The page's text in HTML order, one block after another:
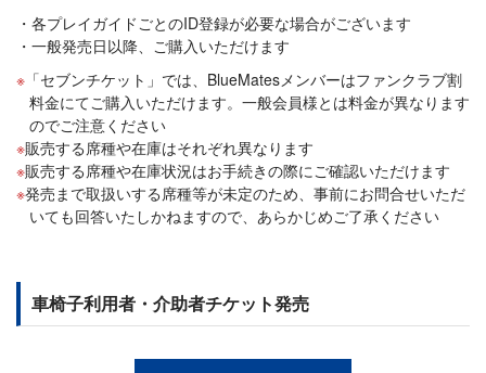
各プレイガイドごとのID登録が必要な場合がございます
一般発売日以降、ご購入いただけます
「セブンチケット」では、BlueMatesメンバーはファンクラブ割
料金にてご購入いただけます。一般会員様とは料金が異なります
のでご注意ください
販売する席種や在庫はそれぞれ異なります
販売する席種や在庫状況はお手続きの際にご確認いただけます
発売まで取扱いする席種等が未定のため、事前にお問合せいただ
いても回答いたしかねますので、あらかじめご了承ください
車椅子利用者・介助者チケット発売